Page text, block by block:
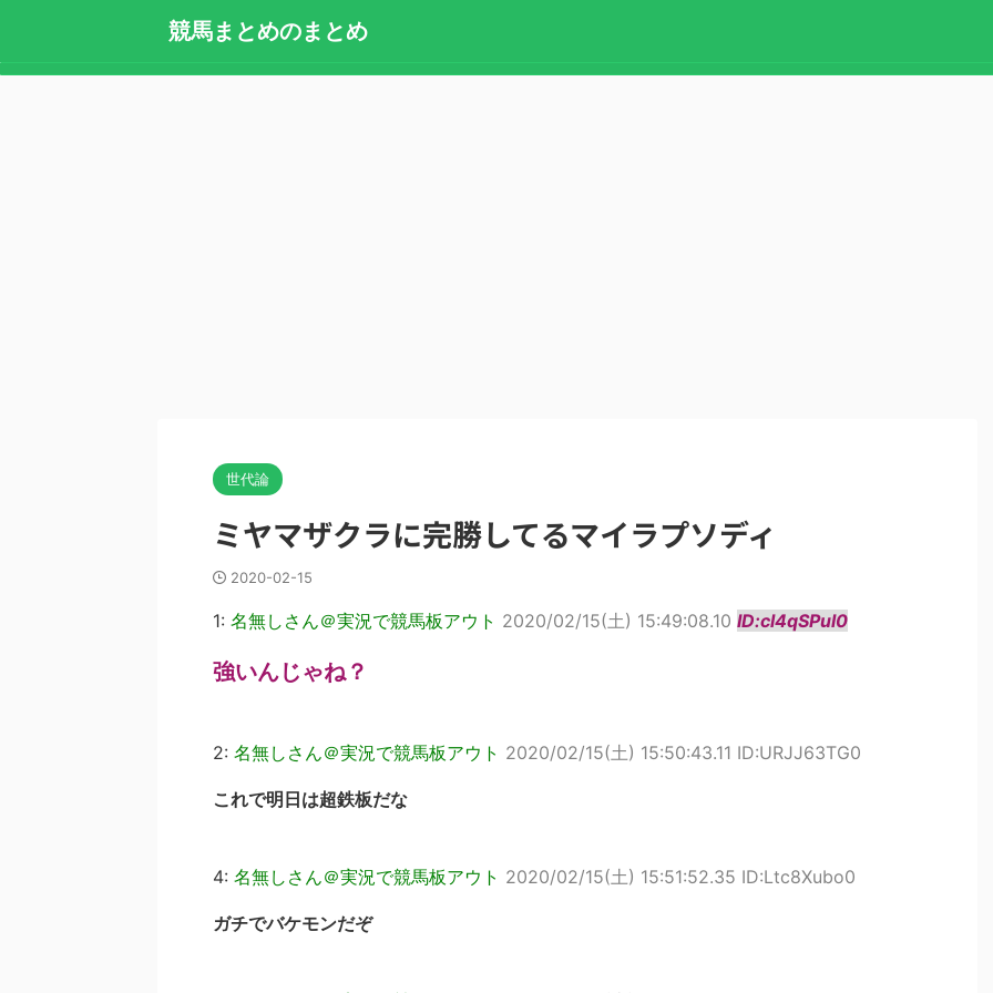
競馬まとめのまとめ
世代論
ミヤマザクラに完勝してるマイラプソディ
2020-02-15
1: 名無しさん＠実況で競馬板アウト 2020/02/15(土) 15:49:08.10 ID:cl4qSPul0
強いんじゃね？
2: 名無しさん＠実況で競馬板アウト 2020/02/15(土) 15:50:43.11 ID:URJJ63TG0
これで明日は超鉄板だな
4: 名無しさん＠実況で競馬板アウト 2020/02/15(土) 15:51:52.35 ID:Ltc8Xubo0
ガチでバケモンだぞ